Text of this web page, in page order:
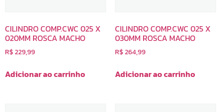
CILINDRO COMP.CWC 025 X
020MM ROSCA MACHO
R$229,99
Adicionar ao carrinho
CILINDRO COMP.CWC 025 X
030MM ROSCA MACHO
R$264,99
Adicionar ao carrinho